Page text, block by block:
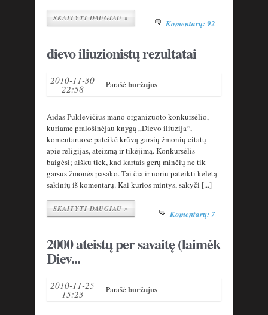
SKAITYTI DAUGIAU » Komentarų: 92
dievo iliuzionistų rezultatai
2010-11-30
22:58 Parašėburžujus
Aidas Puklevičius mano organizuoto konkursėlio,
kuriame pralošinėjau knygą „Dievo iliuzija“,
komentaruose pateikė krūvą garsių žmonių citatų
apie religijas, ateizmą ir tikėjimą. Konkursėlis
baigėsi; aišku tiek, kad kartais gerų minčių ne tik
garsūs žmonės pasako. Tai čia ir noriu pateikti keletą
sakinių iš komentarų. Kai kurios mintys, sakyči [...]
SKAITYTI DAUGIAU » Komentarų: 7
2000 ateistų per savaitę (laimėk
Diev...
2010-11-25
15:23 Parašėburžujus